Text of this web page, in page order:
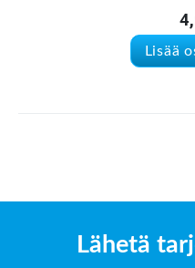
Lisää
Lähetä